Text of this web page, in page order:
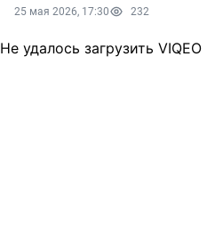
25 мая 2026, 17:30 232
Не удалось загрузить VIQEO